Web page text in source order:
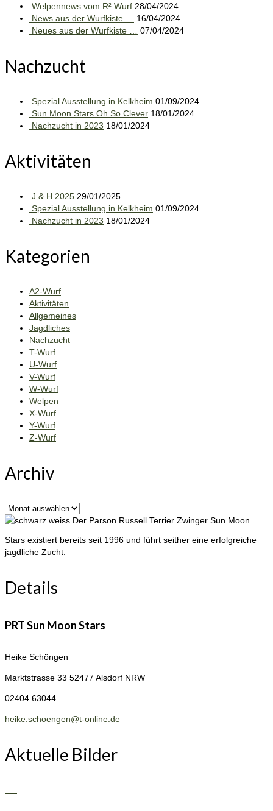
Welpennews vom R² Wurf 28/04/2024
News aus der Wurfkiste …
16/04/2024
Neues aus der Wurfkiste …
07/04/2024
Nachzucht
Spezial Ausstellung in Kelkheim 01/09/2024
Sun Moon Stars Oh So Clever 18/01/2024
Nachzucht in 2023 18/01/2024
Aktivitäten
J & H 2025 29/01/2025
Spezial Ausstellung in Kelkheim 01/09/2024
Nachzucht in 2023 18/01/2024
Kategorien
A2-Wurf
Aktivitäten
Allgemeines
Jagdliches
Nachzucht
T-Wurf
U-Wurf
V-Wurf
W-Wurf
Welpen
X-Wurf
Y-Wurf
Z-Wurf
Archiv
Archiv
Der Parson Russell Terrier Zwinger Sun Moon
Stars existiert bereits seit 1996 und führt seither eine erfolgreiche
jagdliche Zucht.
Details
PRT Sun Moon Stars
Heike Schöngen
Marktstrasse 33 52477 Alsdorf NRW
02404 63044
heike.schoengen@t-online.de
Aktuelle Bilder